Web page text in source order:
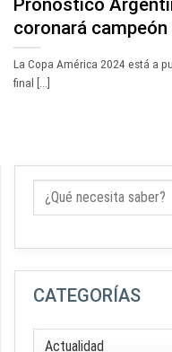
coronará
La Copa América 2024 está a
final [...]
CATEGORÍAS